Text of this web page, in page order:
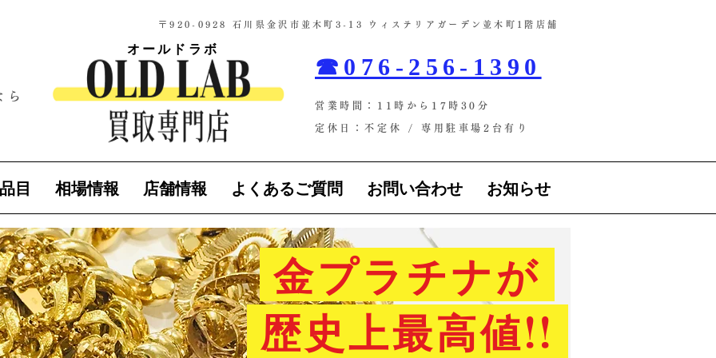
​〒920-0928 石川県金沢市並木町3-13 ウィステリアガーデン並木町1階店舗​
ら
オールドラボ
☎076-256-1390
営業時間：11時から17時30分
定休日：不定休 / ​専用駐車場2台有り
目 相場情報 店舗情報 よくあるご質問 お問い合わせ お知らせ
金プラチナが
歴史上最高値!!